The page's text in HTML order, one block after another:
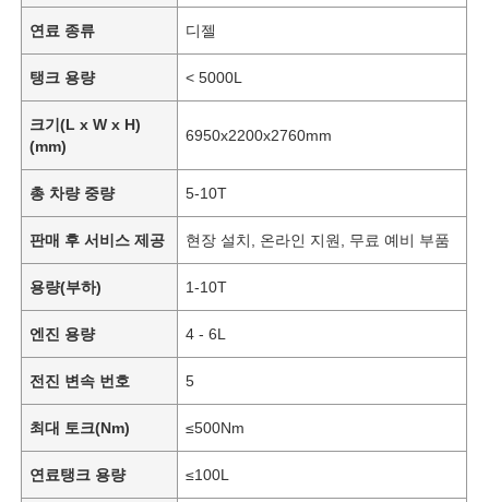
연료 종류 디젤
탱크 용량 < 5000L
크기(L x W x H)
(mm)
6950x2200x2760mm
총 차량 중량 5-10T
판매 후 서비스 제공 현장 설치, 온라인 지원, 무료 예비 부품
용량(부하) 1-10T
엔진 용량 4 - 6L
전진 변속 번호 5
최대 토크(Nm) ≤500Nm
연료탱크 용량 ≤100L